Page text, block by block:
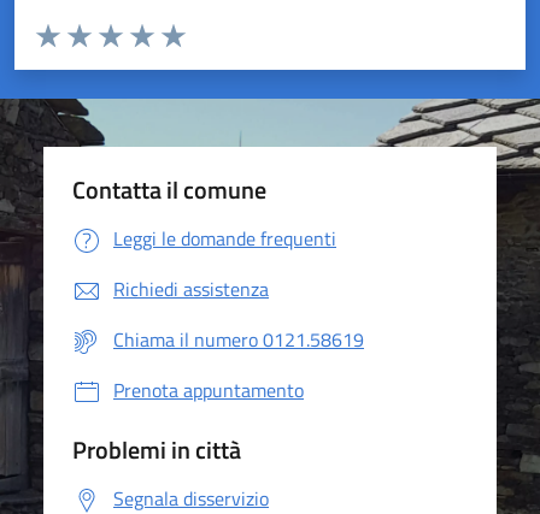
Valuta da 1 a 5 stelle la pagina
Valuta 5 stelle su 5
Valuta 4 stelle su 5
Valuta 3 stelle su 5
Valuta 2 stelle su 5
Valuta 1 stelle su 5
Contatta il comune
Leggi le domande frequenti
Richiedi assistenza
Chiama il numero 0121.58619
Prenota appuntamento
Problemi in città
Segnala disservizio